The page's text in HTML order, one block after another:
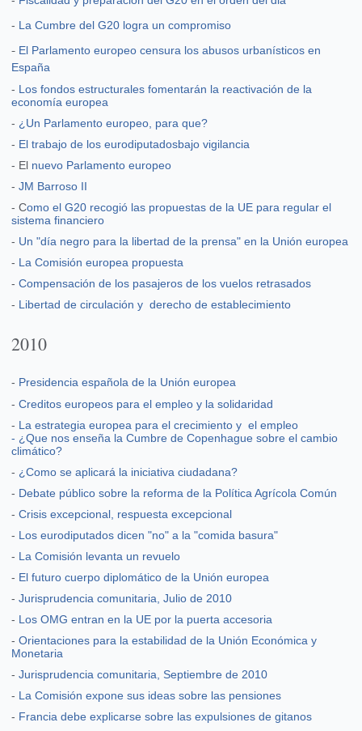
- La Cumbre del G20 logra un compromiso
- El Parlamento europeo censura los abusos urbanísticos en
España
- Los fondos estructurales fomentarán la reactivación de la
economía europea
- ¿Un Parlamento europeo, para que?
- El trabajo de los eurodiputadosbajo vigilancia
- El nuevo Parlamento europeo
-JM Barroso II
- Como el G20 recogió las propuestas de la UE para regular el
sistema financiero
- Un "día negro para la libertad de la prensa" en la Unión europea
- La Comisión europea propuesta
-Compensación de los pasajeros de los vuelos retrasados
- Libertad de circulación y derecho de establecimiento
2010
- Presidencia española de la Unión europea
-Creditos europeos para el empleo y la solidaridad
- La estrategia europea para el crecimiento y el empleo
- ¿Que nos enseña la Cumbre de Copenhague sobre el cambio
climático?
- ¿Como se aplicará la iniciativa ciudadana?
- Debate público sobre la reforma de la Política Agrícola Común
-Crisis excepcional, respuesta excepcional
- Los eurodiputados dicen "no" a la "comida basura"
- La Comisión levanta un revuelo
- El futuro cuerpo diplomático de la Unión europea
-Jurisprudencia comunitaria, Julio de 2010
- Los OMG entran en la UE por la puerta accesoria
-Orientaciones para la estabilidad de la Unión Económica y
Monetaria
-Jurisprudencia comunitaria, Septiembre de 2010
- La Comisión expone sus ideas sobre las pensiones
- Francia debe explicarse sobre las expulsiones de gitanos